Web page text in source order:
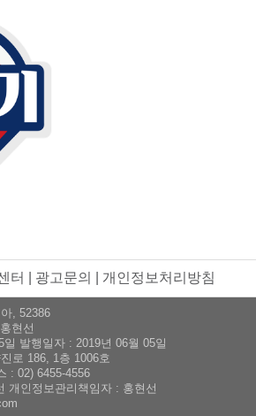
터 광고문의 개인정보처리방침
, 52386
현선
발행일자 : 2019년 06월 05일
로 186, 1층 1006호
: 02) 6455-4556
개인정보관리책임자 : 홍현선